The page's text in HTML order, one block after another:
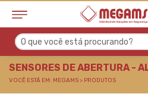
SENSORES
O que você está procurando?
SENSORES DE ABERTURA -
VOCÊ ESTÁ EM: MEGAMS > PRODUTOS